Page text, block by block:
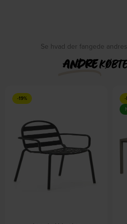
Se hvad der fangede
ANDRE
-19% -